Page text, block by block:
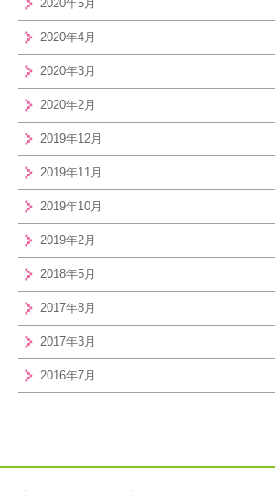
2020年5月
2020年4月
2020年3月
2020年2月
2019年12月
2019年11月
2019年10月
2019年2月
2018年5月
2017年8月
2017年3月
2016年7月